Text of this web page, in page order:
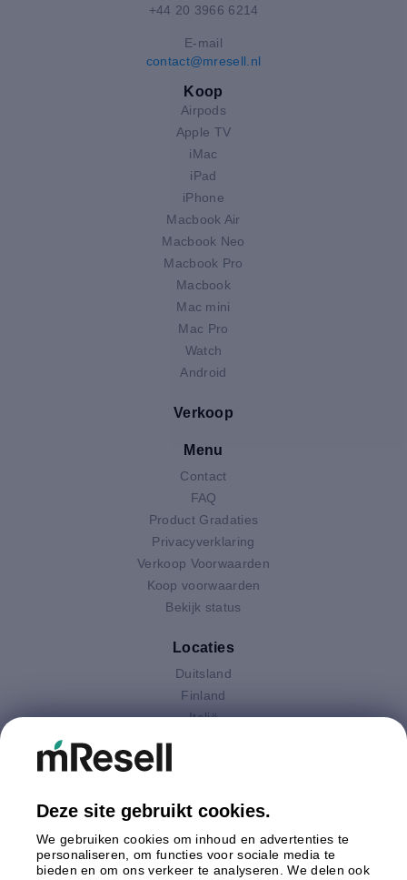
+44 20 3966 6214
E-mail
contact@mresell.nl
Koop
Airpods
Apple TV
iMac
iPad
iPhone
Macbook Air
Macbook Neo
Macbook Pro
Macbook
Mac mini
Mac Pro
Watch
Android
Verkoop
Menu
Contact
FAQ
Product Gradaties
Privacyverklaring
Verkoop Voorwaarden
Koop voorwaarden
Bekijk status
Locaties
Duitsland
Finland
Italië
Spanje
Zweden
Deze site gebruikt cookies.
We gebruiken cookies om inhoud en advertenties te
personaliseren, om functies voor sociale media te
bieden en om ons verkeer te analyseren. We delen ook